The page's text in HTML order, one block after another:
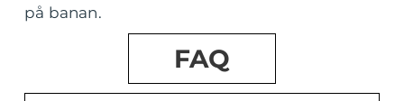
på banan.
FAQ